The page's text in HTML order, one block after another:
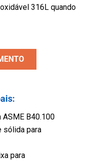
316L quando
ASME B40.100
sólida para
para